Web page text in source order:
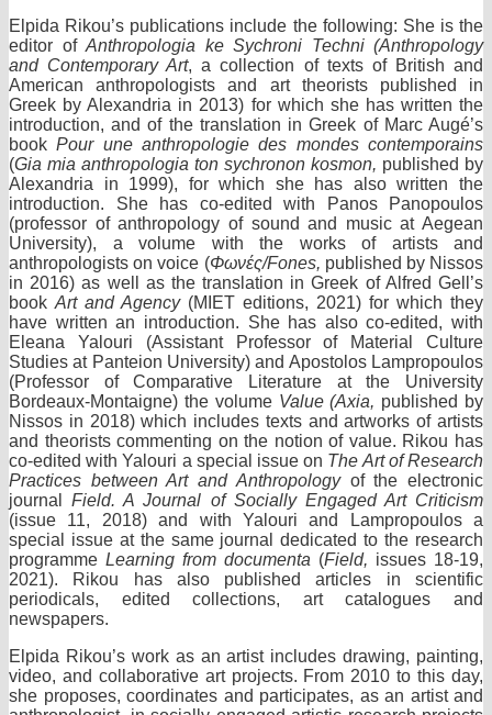
Elpida Rikou’s publications include the following: She is the
editor of Anthropologia ke Sychroni Techni (Anthropology
and Contemporary Art, a collection of texts of British and
American anthropologists and art theorists published in
Greek by Alexandria in 2013) for which she has written the
introduction, and of the translation in Greek of Marc Augé’s
bookPour une anthropologie des mondes contemporains
(Gia mia anthropologia ton sychronon kosmon, published by
Alexandria in 1999), for which she has also written the
introduction. She has co-edited with Panos Panopoulos
(professor of anthropology of sound and music at Aegean
University), a volume with the works of artists and
anthropologists on voice (Φωνές/Fones, published by Nissos
in 2016) as well as the translation in Greek of Alfred Gell’s
book Art and Agency (MIET editions, 2021) for which they
have written an introduction. She has also co-edited, with
Eleana Yalouri (Assistant Professor of Material Culture
Studies at Panteion University) and Apostolos Lampropoulos
(Professor of Comparative Literature at the University
Bordeaux-Montaigne) the volume Value (Axia, published by
Nissos in 2018) which includes texts and artworks of artists
and theorists commenting on the notion of value. Rikou has
co-edited with Yalouri a special issue on The Art of Research
Practices between Art and Anthropology of the electronic
journalField. A Journal of Socially Engaged Art Criticism
(issue 11, 2018) and with Yalouri and Lampropoulos a
special issue at the same journal dedicated to the research
programme Learning from documenta (Field, issues 18-19,
2021). Rikou has also published articles in scientific
periodicals, edited collections, art catalogues and
newspapers.
Elpida Rikou’s work as an artist includes drawing, painting,
video, and collaborative art projects. From 2010 to this day,
she proposes, coordinates and participates, as an artist and